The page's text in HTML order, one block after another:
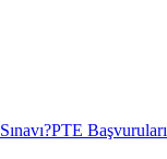
PTE Başvuruları